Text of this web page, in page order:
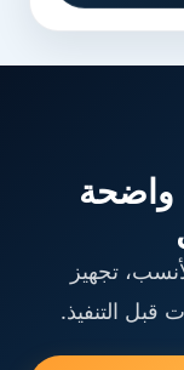
واضحة
تجهيز
قبل التنفيذ.